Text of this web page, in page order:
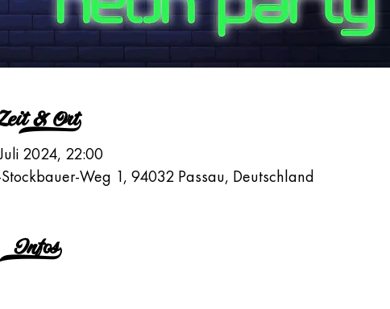
& Ort>
2024, 22:00
Weg 1, 94032 Passau, Deutschland
Infos>